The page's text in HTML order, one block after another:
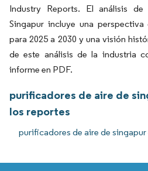
Industry Reports. El análisis
Singapur incluye una
para 2025 a 2030 y una visión
de este análisis de la industria
informe en PDF.
purificadores de aire de
los reportes
purificadores de aire de singapur